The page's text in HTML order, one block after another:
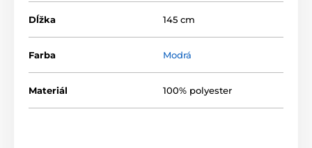
Dĺžka 145 cm
Farba Modrá
Materiál 100% polyester